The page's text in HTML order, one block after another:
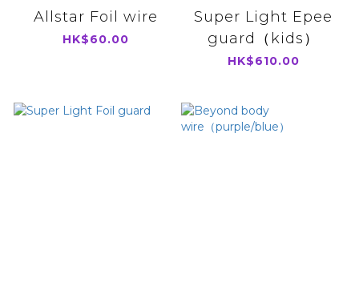
Allstar Foil wire
HK$60.00
Super Light Epee
guard（kids）
HK$610.00